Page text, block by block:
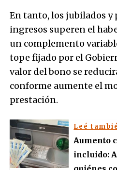
En tanto, los jubilados y
ingresos superen el
un complemento
tope fijado por el
valor del bono se
conforme aumente el
prestación.
Leé
Aumento
incluido: